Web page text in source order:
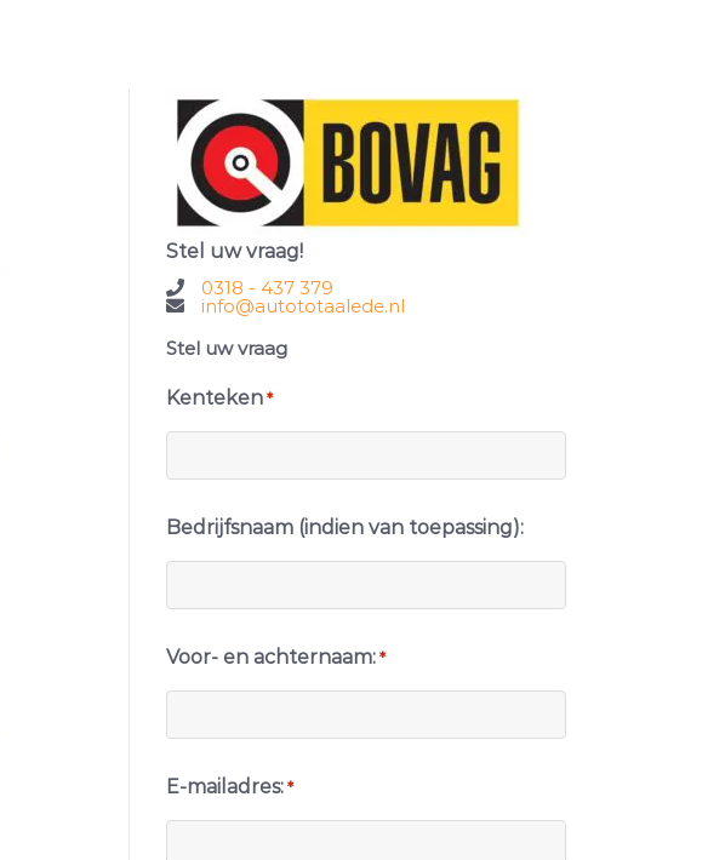
Stel uw vraag!
0318 - 437 379
info@autototaalede.nl
Stel uw vraag
Kenteken *
Bedrijfsnaam (indien van toepassing):
Voor- en achternaam: *
E-mailadres: *